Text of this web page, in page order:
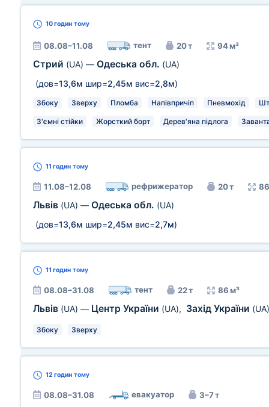
10 годин тому
08.08–11.08 тент 20 т 94 м³
Стрий (UA) — Одеська обл. (UA)
(дов=13,6м шир=2,45м вис=2,8м)
Збоку Зверху Пломба Напівпричіп Пневмохід
З'ємні стійки Жорсткий борт Дерев'яна підлога
11 годин тому
11.08–12.08 рефрижератор 20 т
Львів (UA) — Одеська обл. (UA)
(дов=13,6м шир=2,45м вис=2,7м)
11 годин тому
08.08–31.08 тент 22 т 86 м³
Львів (UA) — Центр України (UA), Захід України (UA)
Збоку Зверху
12 годин тому
08.08–31.08 евакуатор 3–7 т